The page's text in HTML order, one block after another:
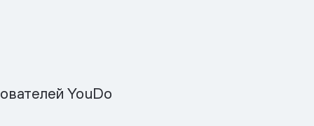
YouDo